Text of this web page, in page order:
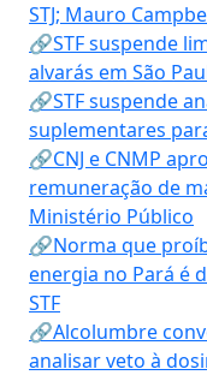
STJ; Mauro
🔗STF suspende
alvarás em São
🔗STF suspende
suplementares
🔗CNJ e CNMP
remuneração de
Ministério Público
🔗Norma que
energia no Pará é
STF
🔗Alcolumbre
analisar veto à